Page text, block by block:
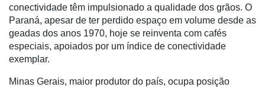
Agenda
Agricultura
de
Precisão
Automação
conectividade têm impulsionado a qualidade dos grãos. O
Paraná, apesar de ter perdido espaço em volume desde as
geadas dos anos 1970, hoje se reinventa com cafés
especiais, apoiados por um índice de conectividade
exemplar.
Minas Gerais, maior produtor do país, ocupa posição